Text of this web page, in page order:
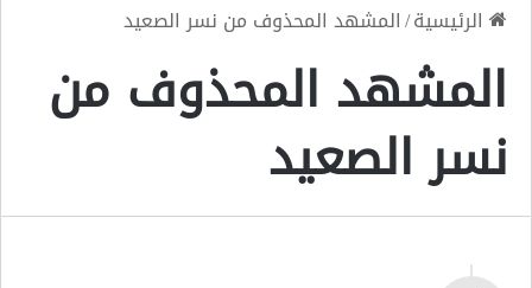
الرئيسية/المشهد المحذوف من نسر الصعيد
المشهد المحذوف من
نسر الصعيد